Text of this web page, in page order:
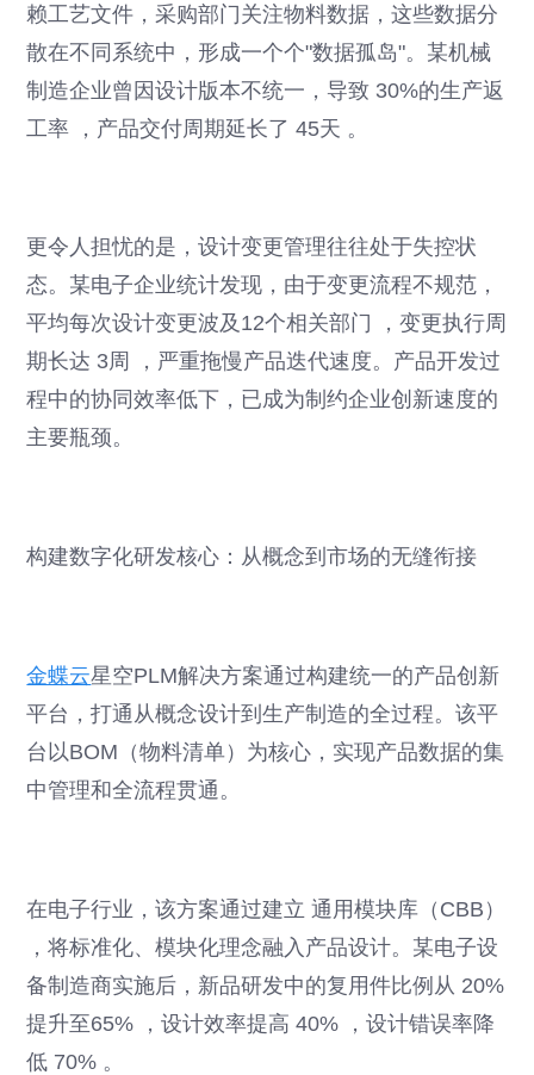
赖工艺文件，采购部门关注物料数据，这些数据分
散在不同系统中，形成一个个"数据孤岛"。某机械
制造企业曾因设计版本不统一，导致 30%的生产返
工率 ，产品交付周期延长了 45天 。
更令人担忧的是，设计变更管理往往处于失控状
态。某电子企业统计发现，由于变更流程不规范，
平均每次设计变更波及12个相关部门 ，变更执行周
期长达 3周 ，严重拖慢产品迭代速度。产品开发过
程中的协同效率低下，已成为制约企业创新速度的
主要瓶颈。
构建数字化研发核心：从概念到市场的无缝衔接
金蝶云星空PLM解决方案通过构建统一的产品创新
平台，打通从概念设计到生产制造的全过程。该平
台以BOM（物料清单）为核心，实现产品数据的集
中管理和全流程贯通。
在电子行业，该方案通过建立 通用模块库（CBB）
，将标准化、模块化理念融入产品设计。某电子设
备制造商实施后，新品研发中的复用件比例从 20%
提升至65% ，设计效率提高 40% ，设计错误率降
低 70% 。